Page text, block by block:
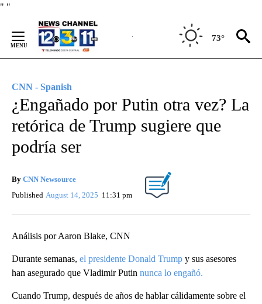
" "
Content
73°
CNN - Spanish
¿Engañado por Putin otra vez? La
retórica de Trump sugiere que
podría ser
By CNN Newsource
Published August 14, 2025 11:31 pm
Análisis por Aaron Blake, CNN
Durante semanas, el presidente Donald Trump y sus asesores
han asegurado que Vladimir Putin nunca lo engañó.
Cuando Trump, después de años de hablar cálidamente sobre el